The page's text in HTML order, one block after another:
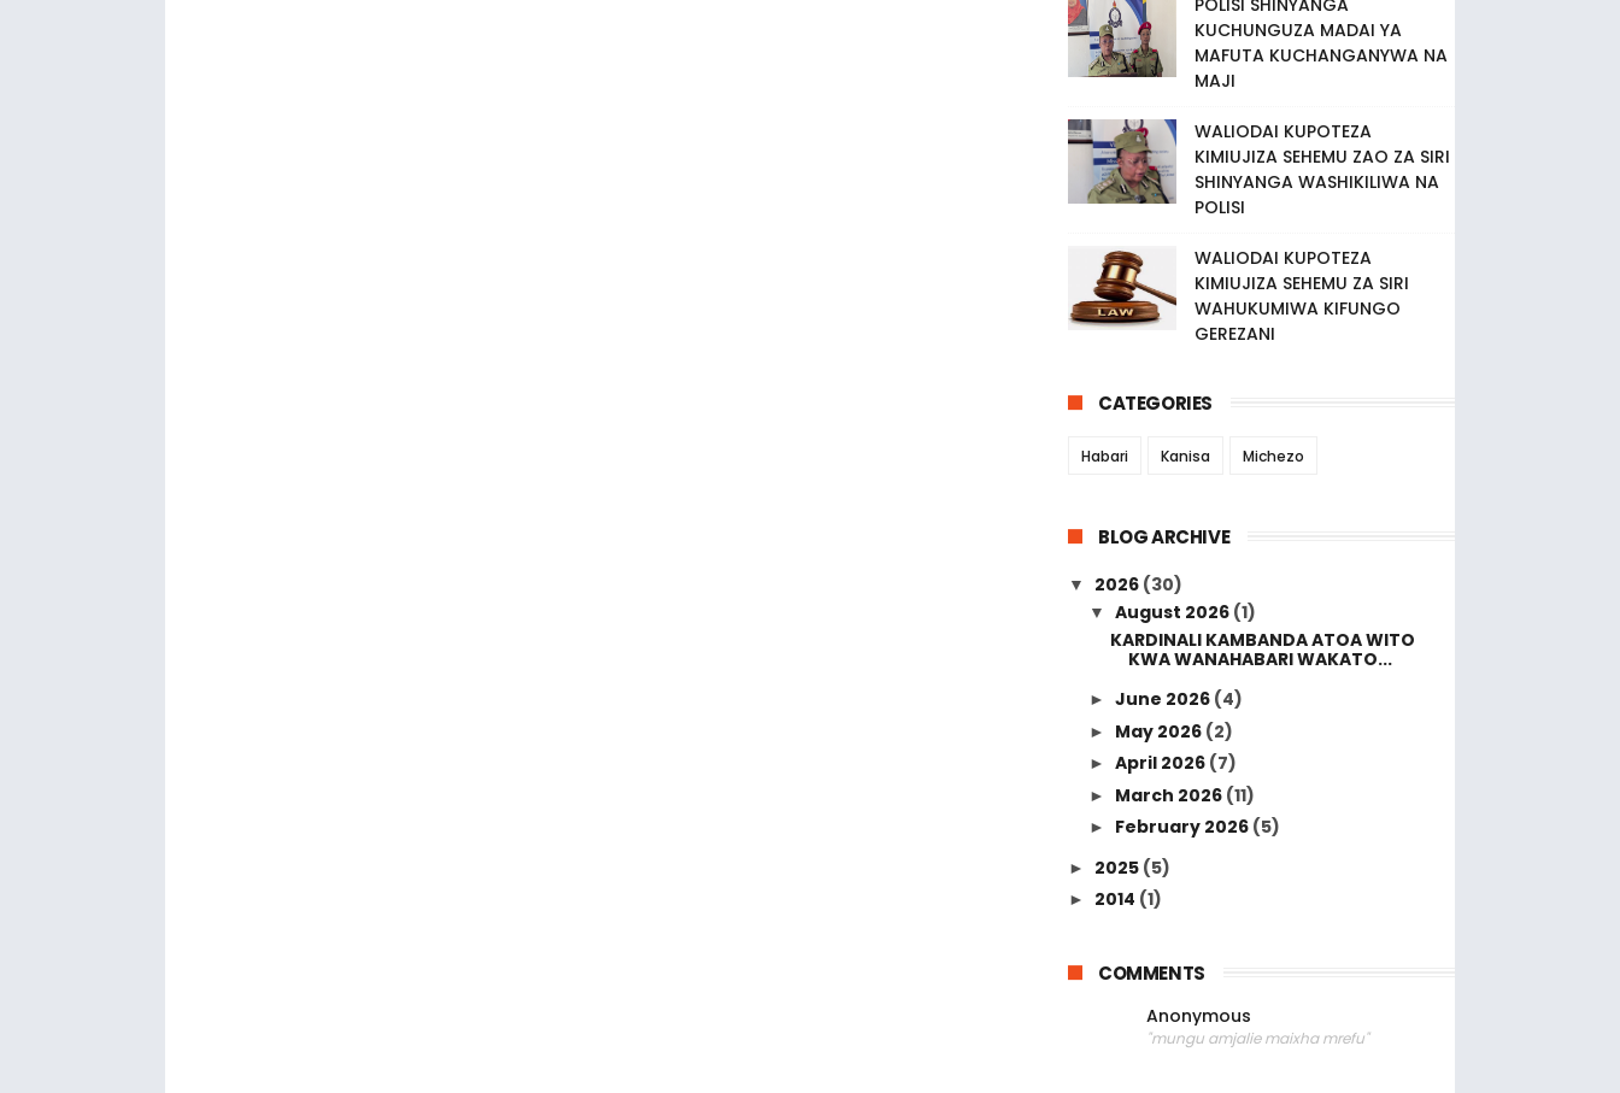
POLISI SHINYANGA
KUCHUNGUZA MADAI YA
MAFUTA KUCHANGANYWA NA
MAJI
WALIODAI KUPOTEZA
KIMIUJIZA SEHEMU ZAO ZA SIRI
SHINYANGA WASHIKILIWA NA
POLISI
WALIODAI KUPOTEZA
KIMIUJIZA SEHEMU ZA SIRI
WAHUKUMIWA KIFUNGO
GEREZANI
CATEGORIES
Habari Kanisa Michezo
BLOG ARCHIVE
▼ 2026 (30)
▼ August 2026 (1)
KARDINALI KAMBANDA ATOA WITO
KWA WANAHABARI WAKATO...
► June 2026 (4)
► May 2026 (2)
► April 2026 (7)
► March 2026 (11)
► February 2026 (5)
► 2025 (5)
► 2014 (1)
COMMENTS
Anonymous
"mungu amjalie maixha mrefu"